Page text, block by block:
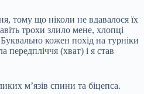
тому що ніколи не вдавалося їх
трохи злило мене, хлопці
кожен похід на турніки
(хват) і я став
м’язів спини та біцепса.